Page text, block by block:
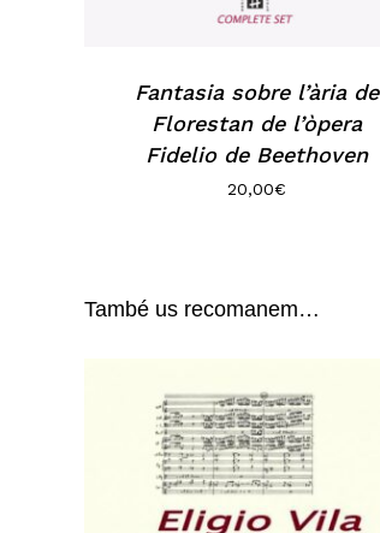
Fantasia sobre l’ària de
Florestan de l’òpera
Fidelio de Beethoven
20,00€
També us recomanem…